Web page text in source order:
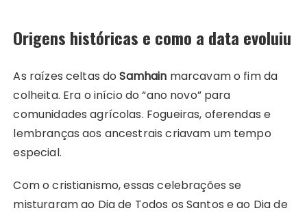
Origens históricas e como a data evoluiu
As raízes celtas doSamhain marcavam o fim da
colheita. Era o início do “ano novo” para
comunidades agrícolas. Fogueiras, oferendas e
lembranças aos ancestrais criavam um tempo
especial.
Com o cristianismo, essas celebrações se
misturaram ao Dia de Todos os Santos e ao Dia de